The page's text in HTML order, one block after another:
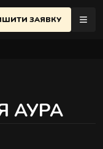
ЗАЯВКУ
АУРА